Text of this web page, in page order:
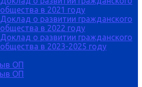
общества в 2021 году
Доклад о развитии гражданского
общества в 2022 году
Доклад о развитии гражданского
общества в 2023-2025 году
ОП
ОП